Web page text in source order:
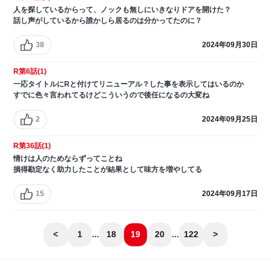
人を探しているからって、ノックも無しにいきなりドアを開けた？
話し声がしているから誰かしら居るのは分かってたのに？
38 2024年09月30日
R第6話(1)
一応タイトルにRと付けてリニューアル？した事を表示してはいるのか
すでに色々言われてるけどこういうので後任になるの大変ね
2 2024年09月25日
R第36話(1)
情けは人のためならずってことね
損得勘定なく助力したことが結果として味方を増やしてる
15 2024年09月17日
< 1 ... 18 19 20 ... 122 >